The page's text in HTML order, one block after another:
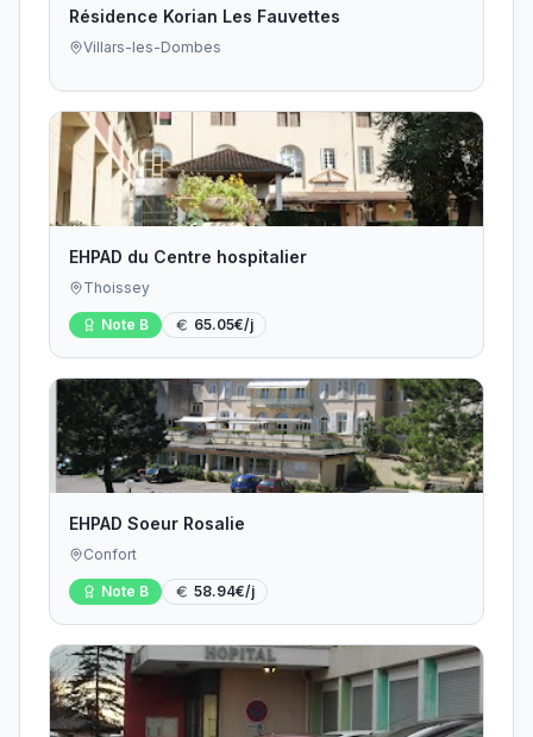
Résidence Korian Les Fauvettes
Villars-les-Dombes
EHPAD du Centre hospitalier
Thoissey
Note B 65.05€/j
EHPAD Soeur Rosalie
Confort
Note B 58.94€/j